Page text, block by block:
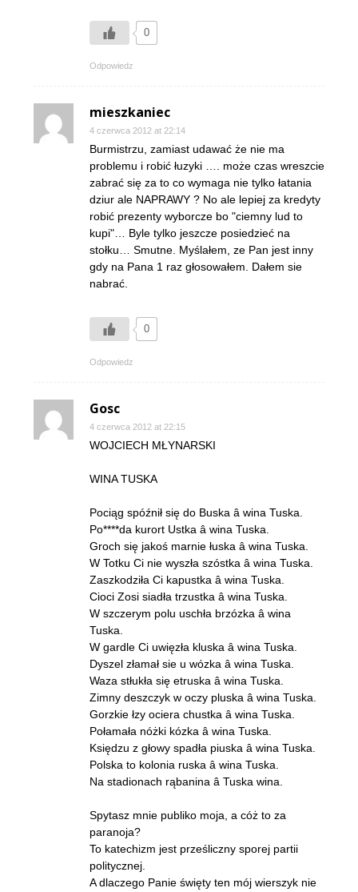
0
Odpowiedz
mieszkaniec
4 czerwca 2012 at 22:14
Burmistrzu, zamiast udawać że nie ma
problemu i robić łuzyki …. może czas wreszcie
zabrać się za to co wymaga nie tylko łatania
dziur ale NAPRAWY ? No ale lepiej za kredyty
robić prezenty wyborcze bo "ciemny lud to
kupi"… Byle tylko jeszcze posiedzieć na
stołku… Smutne. Myślałem, ze Pan jest inny
gdy na Pana 1 raz głosowałem. Dałem sie
nabrać.
0
Odpowiedz
Gosc
4 czerwca 2012 at 22:15
WOJCIECH MŁYNARSKI
WINA TUSKA
Pociąg spóźnił się do Buska â wina Tuska.
Po****da kurort Ustka â wina Tuska.
Groch się jakoś marnie łuska â wina Tuska.
W Totku Ci nie wyszła szóstka â wina Tuska.
Zaszkodziła Ci kapustka â wina Tuska.
Cioci Zosi siadła trzustka â wina Tuska.
W szczerym polu uschła brzózka â wina
Tuska.
W gardle Ci uwięzła kluska â wina Tuska.
Dyszel złamał sie u wózka â wina Tuska.
Waza stłukła się etruska â wina Tuska.
Zimny deszczyk w oczy pluska â wina Tuska.
Gorzkie łzy ociera chustka â wina Tuska.
Połamała nóżki kózka â wina Tuska.
Księdzu z głowy spadła piuska â wina Tuska.
Polska to kolonia ruska â wina Tuska.
Na stadionach rąbanina â Tuska wina.
Spytasz mnie publiko moja, a cóż to za
paranoja?
To katechizm jest prześliczny sporej partii
politycznej.
A dlaczego Panie święty ten mój wierszyk nie